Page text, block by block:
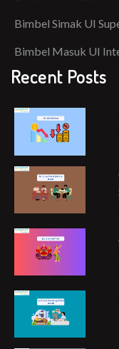
Bimbel Simak UI
Bimbel Masuk UI
Recent Posts